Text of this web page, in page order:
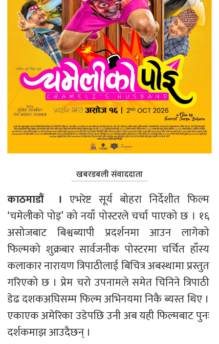
खबरडबली संवाददाता
काठमाडौं  । एभरेष्ट सूर्य बोहरा निर्देशीत फिल्म
‘चमेलीको पोइ’ को नयाँ पोस्टरले चर्चा पाएको छ । १६
असोजबाट बिश्वब्यापी प्रदर्शनमा आउन लागेको
फिल्मको शुक्रबार सार्वजनीक पोस्टरमा चर्चित हाँस्य
कलाकार नारायण त्रिपाठीलाई बिचित्र अबस्थामा प्रस्तुत
गरिएको छ । प्रेम चरो उपनामले समेत चिनिने त्रिपाठी
डेढ दशकअघिसम्म फिल्म अभिनयमा निकै ब्यस्त थिए ।
एकाएक अमेरिका उडेपछि उनी अब यही फिल्मबाट पुनः
दर्शकमाझ आउदैछन् ।